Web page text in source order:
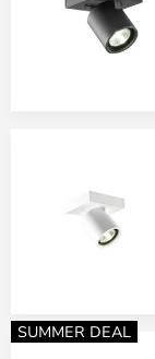
SUMMER DEAL